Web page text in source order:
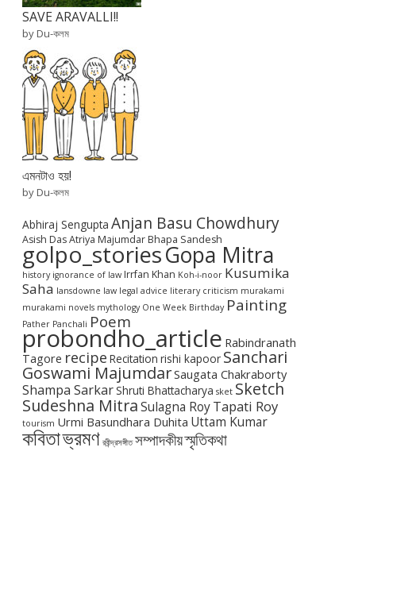
SAVE ARAVALLI!!
by Du-কলম
এমনটাও হয়!
by Du-কলম
Abhiraj Sengupta Anjan Basu Chowdhury
Asish DasAtriya Majumdar Bhapa Sandesh
golpo_storiesGopa Mitra
history ignorance of law Irrfan Khan Koh-i-noor Kusumika
Saha lansdowne law legal advice literary criticism murakami
murakami novels mythology One Week Birthday Painting
Pather Panchali Poem
probondho_article Rabindranath
Tagore recipe Recitation rishi kapoor Sanchari
Goswami MajumdarSaugata Chakraborty
Shampa SarkarShruti Bhattacharya sket Sketch
Sudeshna MitraSulagna RoyTapati Roy
tourism Urmi Basundhara Duhita Uttam Kumar
কবিতাভ্রমণ রবীন্দ্রসঙ্গীত সম্পাদকীয়স্মৃতিকথা